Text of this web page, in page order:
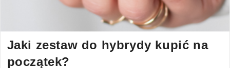
Jaki zestaw do hybrydy kupić na
początek?